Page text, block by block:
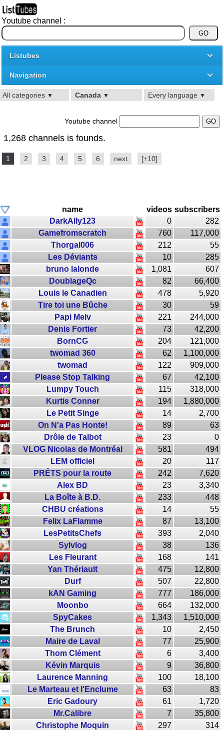
Youtube channel :
Listubes
Navigation
All categories ▼ Canada ▼ Every language ▼
Youtube channel
1,268 channels is founds.
1 2 3 4 5 6 next [+10]
name videos subscribers
DarkAlly123
0
282
Gamefromscratch
760
117,000
Thorgal006
212
55
Les Déviants
10
285
bruno lalonde
1,081
607
DoublageQc
82
66,400
Louis le Canadien
478
5,920
Tire toi une Bûche
30
59
Papi Melv
221
244,000
Denis Fortier
73
42,200
BornCG
204
121,000
twomad 360
62
1,100,000
twomad
122
909,000
Please Stop Talking
67
42,100
Lumpy Touch
115
318,000
Kurtis Conner
194
1,880,000
Le Petit Singe
14
2,700
On N'a Pas Honte!
89
63
Drôle de Talbot
23
0
VLOG Nicolas de Montréal
581
494
LEM officiel
20
117
PRÊTS pour la route
242
7,620
Alex BD
23
3,340
La Boîte à B.D.
233
448
CHBU créations
14
55
Felix LaFlamme
87
13,100
LesPetitsChefs
393
2,040
Sylvlog
38
136
Les Fleurant
168
141
Yan Thériault
475
12,800
Durf
507
22,800
kAN Gaming
777
186,000
Moonbo
664
132,000
SpyCakes
1,343
1,510,000
The Brunch
10
2,450
Maire de Laval
77
25,900
Thom Clément
6
3,400
Kévin Marquis
9
36,800
Laurence Manning
100
18,100
Le Marteau et l'Enclume
63
83
Eric Gadoury
61
1,720
Mr.Calibre
7
35,800
Christophe Moquin
297
314